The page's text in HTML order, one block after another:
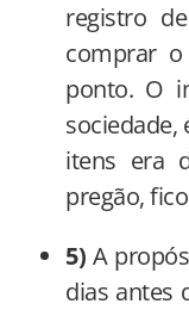
registro
comprar
ponto. O
sociedade,
itens era
pregão,
5) A
dias antes